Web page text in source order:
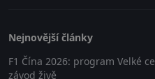
Nejnovější články
F1 Čína 2026: program Velké
závod živě